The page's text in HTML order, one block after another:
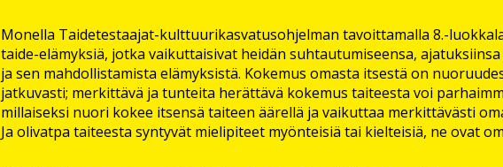
Monella Taidetestaajat-kulttuurikasvatusohjelman tavoittamalla 8.-
taide-elämyksiä, jotka vaikuttaisivat heidän suhtautumiseensa,
ja sen mahdollistamista elämyksistä. Kokemus omasta itsestä on
jatkuvasti; merkittävä ja tunteita herättävä kokemus taiteesta voi
millaiseksi nuori kokee itsensä taiteen äärellä ja vaikuttaa merkittävästi
Ja olivatpa taiteesta syntyvät mielipiteet myönteisiä tai kielteisiä, ne ovat